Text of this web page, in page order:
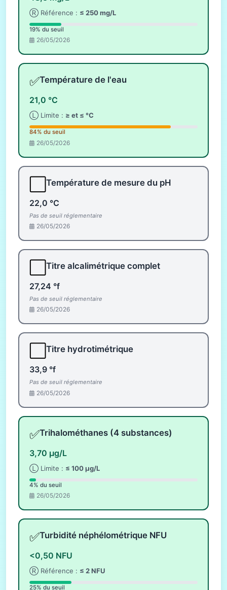
Ⓡ Référence : ≤ 250 mg/L
19% du seuil
26/05/2026
✅Température de l'eau
21,0 °C
Ⓛ Limite : ≥ et ≤ °C
84% du seuil
26/05/2026
Température de mesure du pH
22,0 °C
Pas de seuil réglementaire
26/05/2026
Titre alcalimétrique complet
27,24 °f
Pas de seuil réglementaire
26/05/2026
Titre hydrotimétrique
33,9 °f
Pas de seuil réglementaire
26/05/2026
✅Trihalométhanes (4 substances)
3,70 µg/L
Ⓛ Limite : ≤ 100 µg/L
4% du seuil
26/05/2026
✅Turbidité néphélométrique NFU
<0,50 NFU
Ⓡ Référence : ≤ 2 NFU
25% du seuil